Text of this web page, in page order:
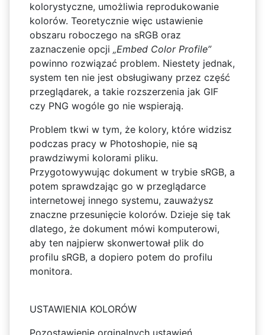
kolorystyczne, umożliwia reprodukowanie
kolorów. Teoretycznie więc ustawienie
obszaru roboczego na sRGB oraz
zaznaczenie opcji „Embed Color Profile”
powinno rozwiązać problem. Niestety jednak,
system ten nie jest obsługiwany przez część
przeglądarek, a takie rozszerzenia jak GIF
czy PNG wogóle go nie wspierają.
Problem tkwi w tym, że kolory, które widzisz
podczas pracy w Photoshopie, nie są
prawdziwymi kolorami pliku.
Przygotowywując dokument w trybie sRGB, a
potem sprawdzając go w przeglądarce
internetowej innego systemu, zauważysz
znaczne przesunięcie kolorów. Dzieje się tak
dlatego, że dokument mówi komputerowi,
aby ten najpierw skonwertował plik do
profilu sRGB, a dopiero potem do profilu
monitora.
USTAWIENIA KOLORÓW